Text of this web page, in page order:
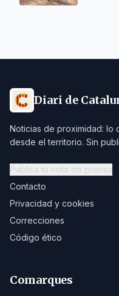
Diari de
Noticias de proximidad: lo
desde el territorio. Sin
Publica tu nota de prensa
Contacto
Privacidad y cookies
Correcciones
Código ético
Comarques